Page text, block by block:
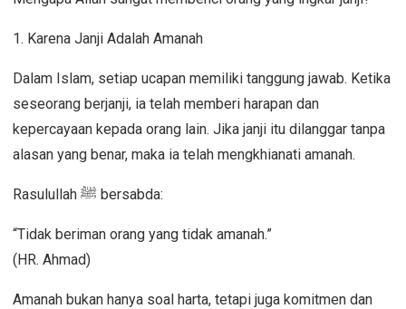
1. Karena Janji Adalah Amanah
Dalam Islam, setiap ucapan memiliki tanggung jawab. Ketika
seseorang berjanji, ia telah memberi harapan dan
kepercayaan kepada orang lain. Jika janji itu dilanggar tanpa
alasan yang benar, maka ia telah mengkhianati amanah.
Rasulullah ﷺ bersabda:
“Tidak beriman orang yang tidak amanah.”
(HR. Ahmad)
Amanah bukan hanya soal harta, tetapi juga komitmen dan